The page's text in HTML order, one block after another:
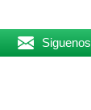
Siguenos